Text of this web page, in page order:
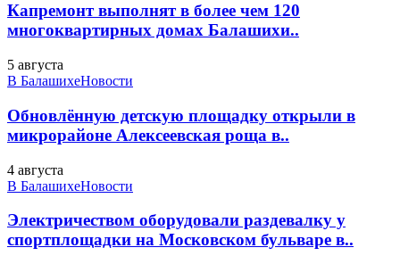
Капремонт выполнят в более чем 120
многоквартирных домах Балашихи..
5 августа
В БалашихеНовости
Обновлённую детскую площадку открыли в
микрорайоне Алексеевская роща в..
4 августа
В БалашихеНовости
Электричеством оборудовали раздевалку у
спортплощадки на Московском бульваре в..